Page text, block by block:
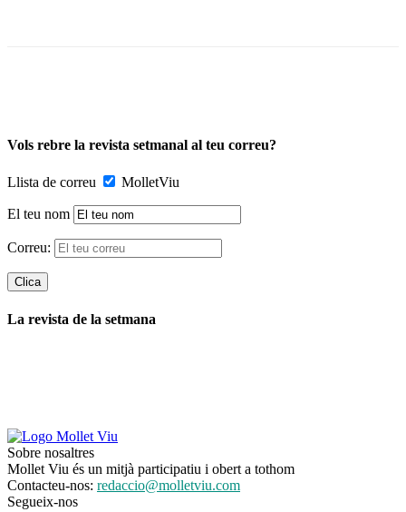
Vols rebre la revista setmanal al teu correu?
Llista de correu MolletViu
El teu nom
Correu:
La revista de la setmana
Sobre nosaltres
Mollet Viu és un mitjà participatiu i obert a tothom
Contacteu-nos: redaccio@molletviu.com
Segueix-nos